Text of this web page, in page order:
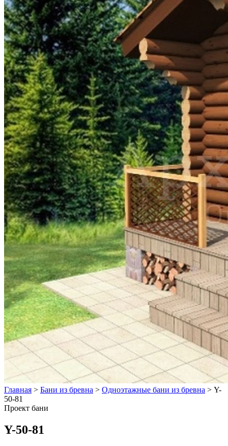
Главная > Бани из бревна > Одноэтажные бани из бревна > Y-
50-81
Проект бани
Y-50-81